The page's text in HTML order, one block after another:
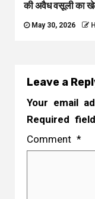
की अवैध वसूली का
May 30, 2026
Leave a
Your email
Required
Comment *